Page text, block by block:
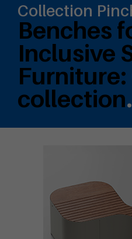
Collection
Benches
Inclusive
Furniture:
collection.